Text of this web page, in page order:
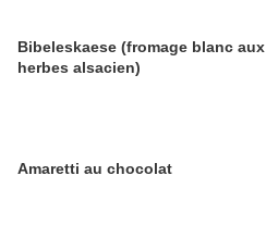
Bibeleskaese (fromage blanc aux
herbes alsacien)
Amaretti au chocolat